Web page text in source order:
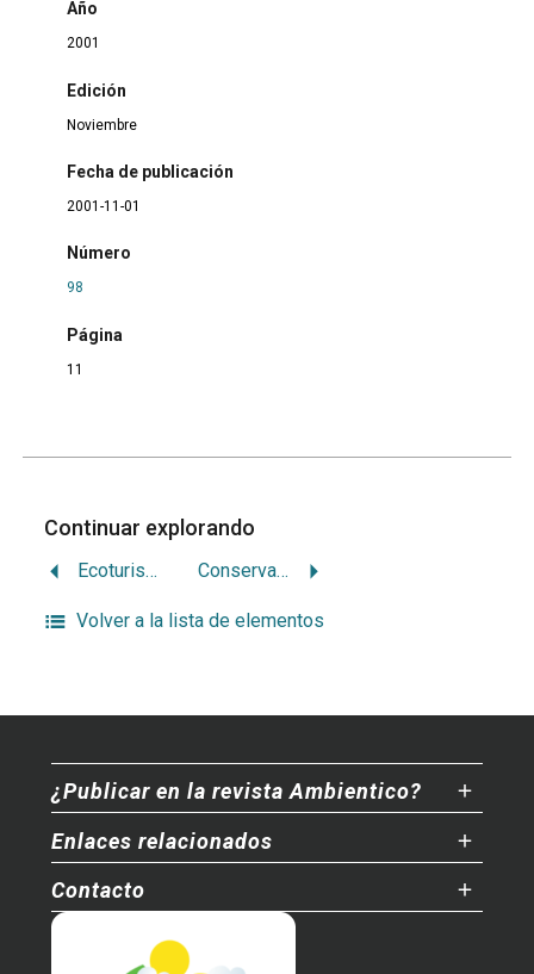
Año
2001
Edición
Noviembre
Fecha de publicación
2001-11-01
Número
98
Página
11
Continuar explorando
Ecoturismo en Costa Rica: competitividad y sostenibilidad Conservación, ecoturismo y reorientación de éste
Volver a la lista de elementos
¿Publicar en la revista Ambientico?
Enlaces relacionados
Contacto